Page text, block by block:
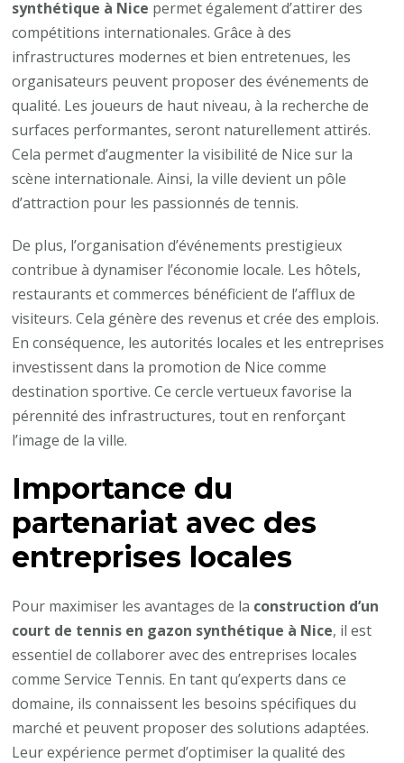
synthétique à Nice permet également d’attirer des
compétitions internationales. Grâce à des
infrastructures modernes et bien entretenues, les
organisateurs peuvent proposer des événements de
qualité. Les joueurs de haut niveau, à la recherche de
surfaces performantes, seront naturellement attirés.
Cela permet d’augmenter la visibilité de Nice sur la
scène internationale. Ainsi, la ville devient un pôle
d’attraction pour les passionnés de tennis.
De plus, l’organisation d’événements prestigieux
contribue à dynamiser l’économie locale. Les hôtels,
restaurants et commerces bénéficient de l’afflux de
visiteurs. Cela génère des revenus et crée des emplois.
En conséquence, les autorités locales et les entreprises
investissent dans la promotion de Nice comme
destination sportive. Ce cercle vertueux favorise la
pérennité des infrastructures, tout en renforçant
l’image de la ville.
Importance du
partenariat avec des
entreprises locales
Pour maximiser les avantages de la construction d’un
court de tennis en gazon synthétique à Nice, il est
essentiel de collaborer avec des entreprises locales
comme Service Tennis. En tant qu’experts dans ce
domaine, ils connaissent les besoins spécifiques du
marché et peuvent proposer des solutions adaptées.
Leur expérience permet d’optimiser la qualité des